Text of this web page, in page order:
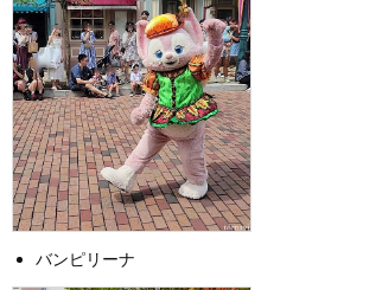
バンピリーナ